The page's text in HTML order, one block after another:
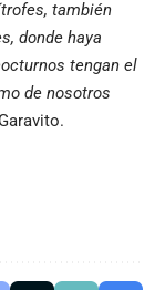
también
donde haya
tengan el
de nosotros